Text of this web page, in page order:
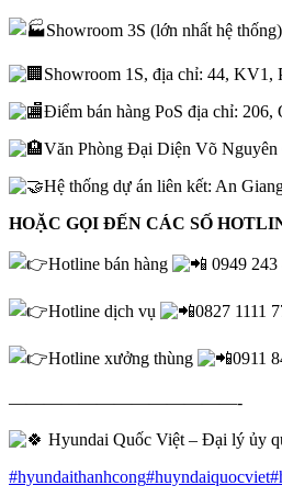
Showroom 3S (lớn nhất hệ
Showroom 1S, địa chỉ: 44, KV1,
Điểm bán hàng PoS địa chỉ:
Văn Phòng Đại Diện Võ Nguyên
Hệ thống dự án liên kết: An
HOẶC GỌI ĐẾN CÁC SỐ
Hotline bán hàng 0949 243
Hotline dịch vụ 0827 1111
Hotline xưởng thùng 0911
—————————————-
Hyundai Quốc Việt – Đại lý ủy
#hyundaithanhcong#huyndaiquocviet